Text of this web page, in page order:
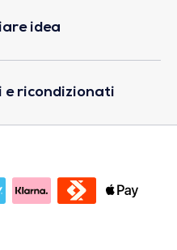
idea
ricondizionati